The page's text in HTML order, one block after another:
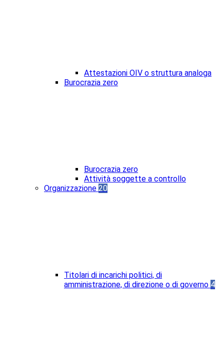
Attestazioni OIV o struttura analoga
Burocrazia zero
Burocrazia zero
Attività soggette a controllo
Organizzazione 20
Titolari di incarichi politici, di
amministrazione, di direzione o di governo 4